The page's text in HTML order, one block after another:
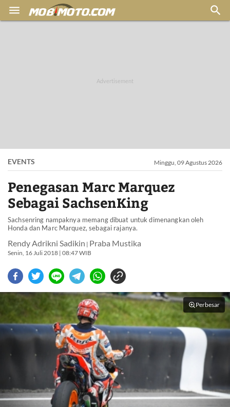
 
EVENTS Minggu, 09 Agustus 2026
Penegasan Marc Marquez
Sebagai SachsenKing
Sachsenring nampaknya memang dibuat untuk dimenangkan oleh
Honda dan Marc Marquez, sebagai rajanya.
Rendy Adrikni Sadikin | Praba Mustika
Senin, 16 Juli 2018 | 08:47 WIB
Perbesar